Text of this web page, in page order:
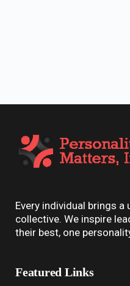
Every individual brings a
collective. We inspire
their best, one
Featured Links